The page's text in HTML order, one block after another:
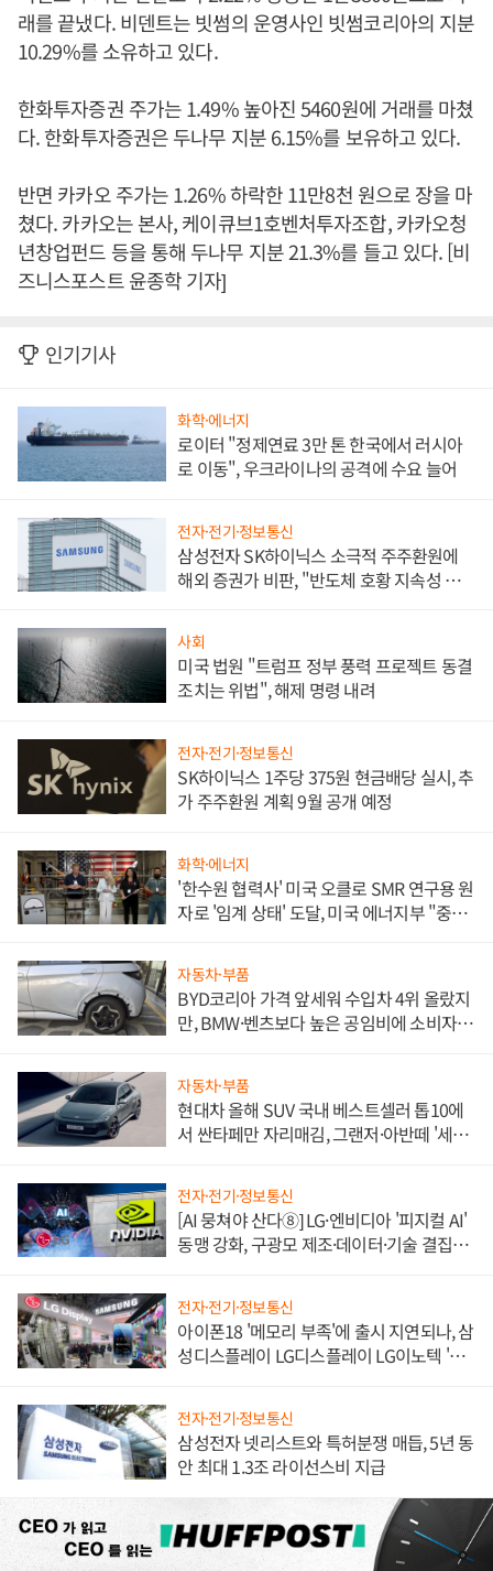
래를 끝냈다. 비덴트는 빗썸의 운영사인 빗썸코리아의 지분
10.29%를 소유하고 있다.
한화투자증권 주가는 1.49% 높아진 5460원에 거래를 마쳤
다. 한화투자증권은 두나무 지분 6.15%를 보유하고 있다.
반면 카카오 주가는 1.26% 하락한 11만8천 원으로 장을 마
쳤다. 카카오는 본사, 케이큐브1호벤처투자조합, 카카오청
년창업펀드 등을 통해 두나무 지분 21.3%를 들고 있다. [비
즈니스포스트 윤종학 기자]
인기기사
화학·에너지
로이터 "정제연료 3만 톤 한국에서 러시아
로 이동", 우크라이나의 공격에 수요 늘어
전자·전기·정보통신
삼성전자 SK하이닉스 소극적 주주환원에
해외 증권가 비판, "반도체 호황 지속성 의
사회
미국 법원 "트럼프 정부 풍력 프로젝트 동결
조치는 위법", 해제 명령 내려
전자·전기·정보통신
SK하이닉스 1주당 375원 현금배당 실시, 추
가 주주환원 계획 9월 공개 예정
화학·에너지
'한수원 협력사' 미국 오클로 SMR 연구용 원
자로 '임계 상태' 도달, 미국 에너지부 "중요
자동차·부품
BYD코리아 가격 앞세워 수입차 4위 올랐지
만, BMW·벤츠보다 높은 공임비에 소비자
자동차·부품
현대차 올해 SUV 국내 베스트셀러 톱10에
서 싼타페만 자리매김, 그랜저·아반떼 '세단
전자·전기·정보통신
[AI 뭉쳐야 산다⑧] LG·엔비디아 '피지컬 AI'
동맹 강화, 구광모 제조·데이터·기술 결집
전자·전기·정보통신
아이폰18 '메모리 부족'에 출시 지연되나, 삼
성디스플레이 LG디스플레이 LG이노텍 '탈
전자·전기·정보통신
삼성전자 넷리스트와 특허분쟁 매듭, 5년 동
안 최대 1.3조 라이선스비 지급